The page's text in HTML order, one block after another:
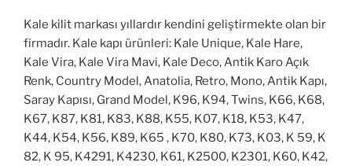
Kale kilit markası yıllardır kendini geliştirmekte olan bir
firmadır. Kale kapı ürünleri: Kale Unique, Kale Hare,
Kale Vira, Kale Vira Mavi, Kale Deco, Antik Karo Açık
Renk, Country Model, Anatolia, Retro, Mono, Antik Kapı,
Saray Kapısı, Grand Model, K96, K94, Twins, K66, K68,
K67, K87, K81, K83, K88, K55, K07, K18, K53, K47,
K44, K54, K56, K89, K65 , K70, K80, K73, K03, K 59, K
82, K 95, K4291, K4230, K61, K2500, K2301, K60, K42,